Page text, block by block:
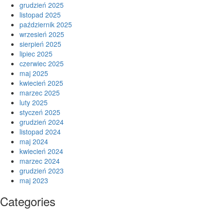
grudzień 2025
listopad 2025
październik 2025
wrzesień 2025
sierpień 2025
lipiec 2025
czerwiec 2025
maj 2025
kwiecień 2025
marzec 2025
luty 2025
styczeń 2025
grudzień 2024
listopad 2024
maj 2024
kwiecień 2024
marzec 2024
grudzień 2023
maj 2023
Categories